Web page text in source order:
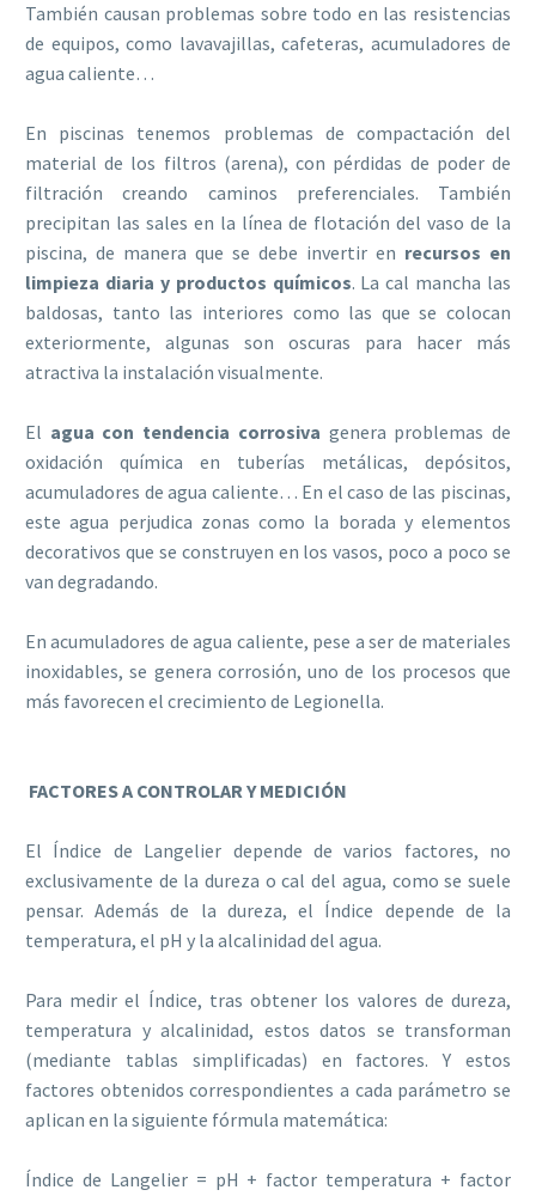
También causan problemas sobre todo en las resistencias
de equipos, como lavavajillas, cafeteras, acumuladores de
agua caliente…
En piscinas tenemos problemas de compactación del
material de los filtros (arena), con pérdidas de poder de
filtración creando caminos preferenciales. También
precipitan las sales en la línea de flotación del vaso de la
piscina, de manera que se debe invertir en recursos en
limpieza diaria y productos químicos. La cal mancha las
baldosas, tanto las interiores como las que se colocan
exteriormente, algunas son oscuras para hacer más
atractiva la instalación visualmente.
El agua con tendencia corrosiva genera problemas de
oxidación química en tuberías metálicas, depósitos,
acumuladores de agua caliente… En el caso de las piscinas,
este agua perjudica zonas como la borada y elementos
decorativos que se construyen en los vasos, poco a poco se
van degradando.
En acumuladores de agua caliente, pese a ser de materiales
inoxidables, se genera corrosión, uno de los procesos que
más favorecen el crecimiento de Legionella.
FACTORES A CONTROLAR Y MEDICIÓN
El Índice de Langelier depende de varios factores, no
exclusivamente de la dureza o cal del agua, como se suele
pensar. Además de la dureza, el Índice depende de la
temperatura, el pH y la alcalinidad del agua.
Para medir el Índice, tras obtener los valores de dureza,
temperatura y alcalinidad, estos datos se transforman
(mediante tablas simplificadas) en factores. Y estos
factores obtenidos correspondientes a cada parámetro se
aplican en la siguiente fórmula matemática:
Índice de Langelier = pH + factor temperatura + factor